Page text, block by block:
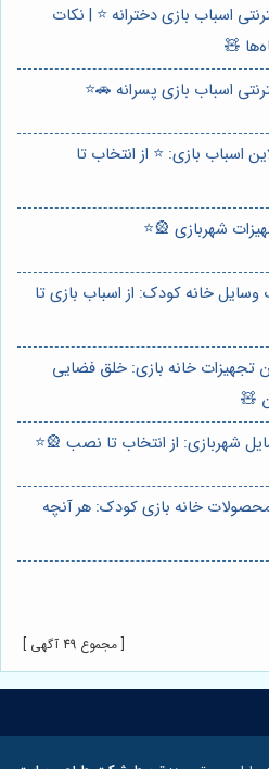
اسباب بازی دخترانه ⭐️ | نکات
🧸
اسباب بازی پسرانه 🚗⭐️
اسباب بازی: ⭐️ از انتخاب تا
شهربازی 🎡⭐️
وسایل خانه کودک: از اسباب بازی تا
تجهیزات خانه بازی: خلق فضایی
🧸
شهربازی: از انتخاب تا نصب 🎡⭐️
خانه بازی کودک: هر آنچه
[ مجموع 49 آگهی ]